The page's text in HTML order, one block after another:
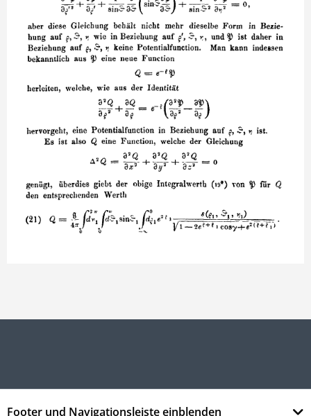
Footer und Navigationsleiste einblenden